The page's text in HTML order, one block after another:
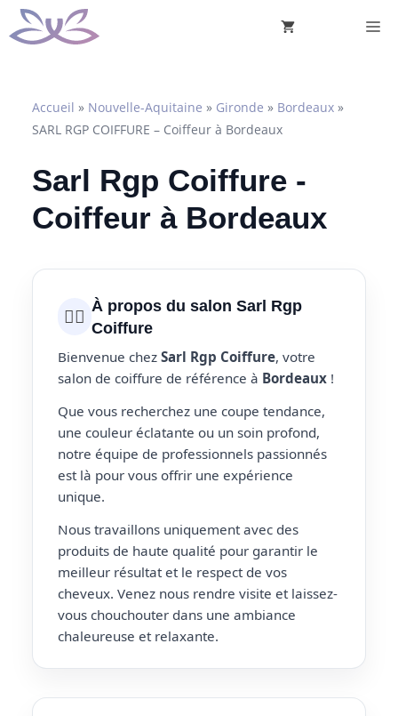
Aller
au
Accueil » Nouvelle-Aquitaine » Gironde » Bordeaux »
SARL RGP COIFFURE – Coiffeur à Bordeaux
Sarl Rgp Coiffure -
Coiffeur à Bordeaux
💇‍♀️ À propos du salon Sarl Rgp
Coiffure
Bienvenue chez Sarl Rgp Coiffure, votre
salon de coiffure de référence à Bordeaux !
Que vous recherchez une coupe tendance,
une couleur éclatante ou un soin profond,
notre équipe de professionnels passionnés
est là pour vous offrir une expérience
unique.
Nous travaillons uniquement avec des
produits de haute qualité pour garantir le
meilleur résultat et le respect de vos
cheveux. Venez nous rendre visite et laissez-
vous chouchouter dans une ambiance
chaleureuse et relaxante.